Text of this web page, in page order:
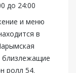
до 24:00
и меню
в
близлежащие
ролл 54.